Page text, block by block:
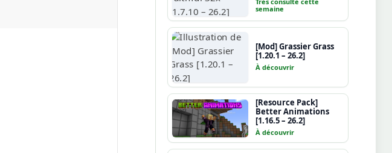
semaine
[Mod] Grassier Grass
[1.20.1 – 26.2]
À découvrir
[Resource Pack]
Better Animations
[1.16.5 – 26.2]
À découvrir